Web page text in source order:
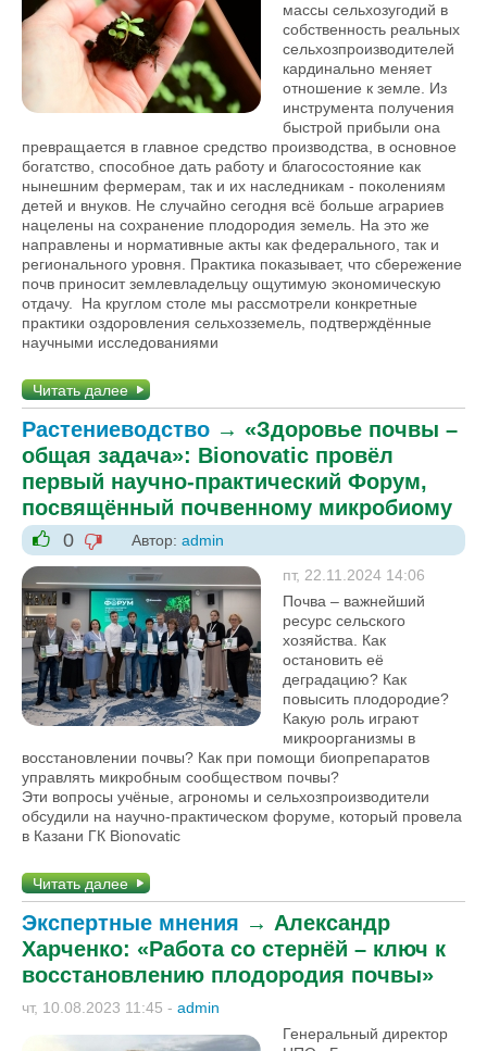
массы сельхозугодий в
собственность реальных
сельхозпроизводителей
кардинально меняет
отношение к земле. Из
инструмента получения
быстрой прибыли она
превращается в главное средство производства, в основное
богатство, способное дать работу и благосостояние как
нынешним фермерам, так и их наследникам - поколениям
детей и внуков. Не случайно сегодня всё больше аграриев
нацелены на сохранение плодородия земель. На это же
направлены и нормативные акты как федерального, так и
регионального уровня. Практика показывает, что сбережение
почв приносит землевладельцу ощутимую экономическую
отдачу. На круглом столе мы рассмотрели конкретные
практики оздоровления сельхозземель, подтверждённые
научными исследованиями
Читать далее
Растениеводство → «Здоровье почвы –
общая задача»: Bionovatic провёл
первый научно-практический Форум,
посвящённый почвенному микробиому
+1
0
-1
Автор: admin
пт, 22.11.2024 14:06
Почва – важнейший
ресурс сельского
хозяйства. Как
остановить её
деградацию? Как
повысить плодородие?
Какую роль играют
микроорганизмы в
восстановлении почвы? Как при помощи биопрепаратов
управлять микробным сообществом почвы?
Эти вопросы учёные, агрономы и сельхозпроизводители
обсудили на научно-практическом форуме, который провела
в Казани ГК Bionovatic
Читать далее
Экспертные мнения → Александр
Харченко: «Работа со стернёй – ключ к
восстановлению плодородия почвы»
чт, 10.08.2023 11:45 - admin
Генеральный директор